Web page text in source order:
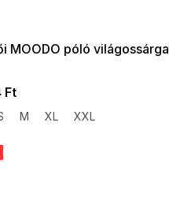
MOODO póló világossárga
Ft
M XL XXL